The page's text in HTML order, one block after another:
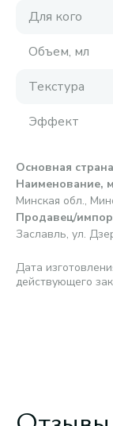
Для кого
Объем, мл
Текстура
Эффект
Основная
Наименование,
Минская обл.,
Продавец/
Заславль, ул.
Дата
действующего